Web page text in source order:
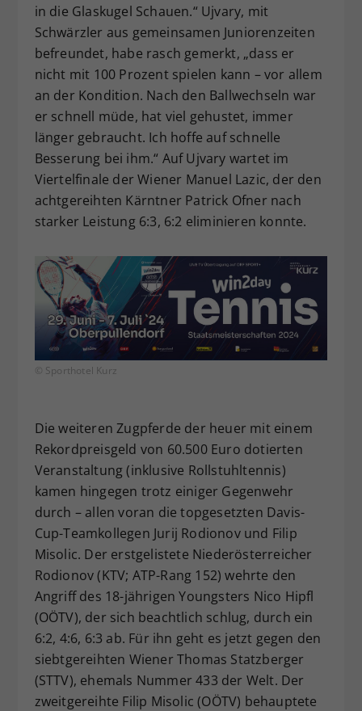
in die Glaskugel Schauen.“ Ujvary, mit
Schwärzler aus gemeinsamen Juniorenzeiten
befreundet, habe rasch gemerkt, „dass er
nicht mit 100 Prozent spielen kann – vor allem
an der Kondition. Nach den Ballwechseln war
er schnell müde, hat viel gehustet, immer
länger gebraucht. Ich hoffe auf schnelle
Besserung bei ihm.“ Auf Ujvary wartet im
Viertelfinale der Wiener Manuel Lazic, der den
achtgereihten Kärntner Patrick Ofner nach
starker Leistung 6:3, 6:2 eliminieren konnte.
© Sporthotel Kurz
Die weiteren Zugpferde der heuer mit einem
Rekordpreisgeld von 60.500 Euro dotierten
Veranstaltung (inklusive Rollstuhltennis)
kamen hingegen trotz einiger Gegenwehr
durch – allen voran die topgesetzten Davis-
Cup-Teamkollegen Jurij Rodionov und Filip
Misolic. Der erstgelistete Niederösterreicher
Rodionov (KTV; ATP-Rang 152) wehrte den
Angriff des 18-jährigen Youngsters Nico Hipfl
(OÖTV), der sich beachtlich schlug, durch ein
6:2, 4:6, 6:3 ab. Für ihn geht es jetzt gegen den
siebtgereihten Wiener Thomas Statzberger
(STTV), ehemals Nummer 433 der Welt. Der
zweitgereihte Filip Misolic (OÖTV) behauptete